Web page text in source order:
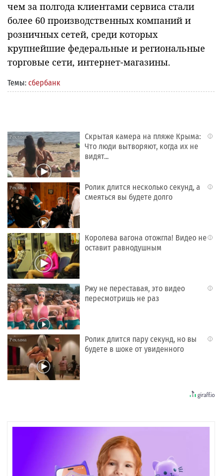
чем за полгода клиентами сервиса стали
более 60 производственных компаний и
розничных сетей, среди которых
крупнейшие федеральные и региональные
торговые сети, интернет-магазины.
Темы: сбербанк
i
Скрытая камера на пляже Крыма:
Что люди вытворяют, когда их не
видят...
i
Ролик длится несколько секунд, а
смеяться вы будете долго
i
Королева вагона отожгла! Видео не
оставит равнодушным
i
Ржу не переставая, это видео
пересмотришь не раз
i
Ролик длится пару секунд, но вы
будете в шоке от увиденного